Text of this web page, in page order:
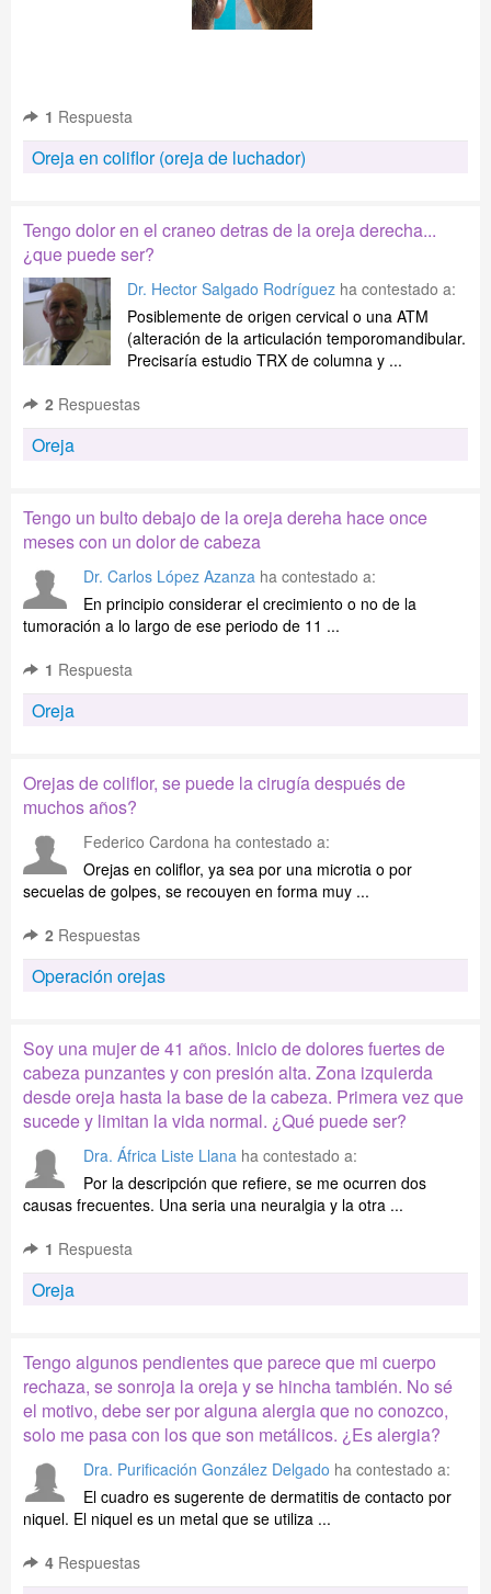
1 Respuesta
Oreja en coliflor (oreja de luchador)
Tengo dolor en el craneo detras de la oreja derecha...
¿que puede ser?
Dr. Hector Salgado Rodríguez ha contestado a:
Posiblemente de origen cervical o una ATM
(alteración de la articulación temporomandibular.
Precisaría estudio TRX de columna y ...
2 Respuestas
Oreja
Tengo un bulto debajo de la oreja dereha hace once
meses con un dolor de cabeza
Dr. Carlos López Azanza ha contestado a:
En principio considerar el crecimiento o no de la
tumoración a lo largo de ese periodo de 11 ...
1 Respuesta
Oreja
Orejas de coliflor, se puede la cirugía después de
muchos años?
Federico Cardona ha contestado a:
Orejas en coliflor, ya sea por una microtia o por
secuelas de golpes, se recouyen en forma muy ...
2 Respuestas
Operación orejas
Soy una mujer de 41 años. Inicio de dolores fuertes de
cabeza punzantes y con presión alta. Zona izquierda
desde oreja hasta la base de la cabeza. Primera vez que
sucede y limitan la vida normal. ¿Qué puede ser?
Dra. África Liste Llana ha contestado a:
Por la descripción que refiere, se me ocurren dos
causas frecuentes. Una seria una neuralgia y la otra ...
1 Respuesta
Oreja
Tengo algunos pendientes que parece que mi cuerpo
rechaza, se sonroja la oreja y se hincha también. No sé
el motivo, debe ser por alguna alergia que no conozco,
solo me pasa con los que son metálicos. ¿Es alergia?
Dra. Purificación González Delgado ha contestado a:
El cuadro es sugerente de dermatitis de contacto por
niquel. El niquel es un metal que se utiliza ...
4 Respuestas